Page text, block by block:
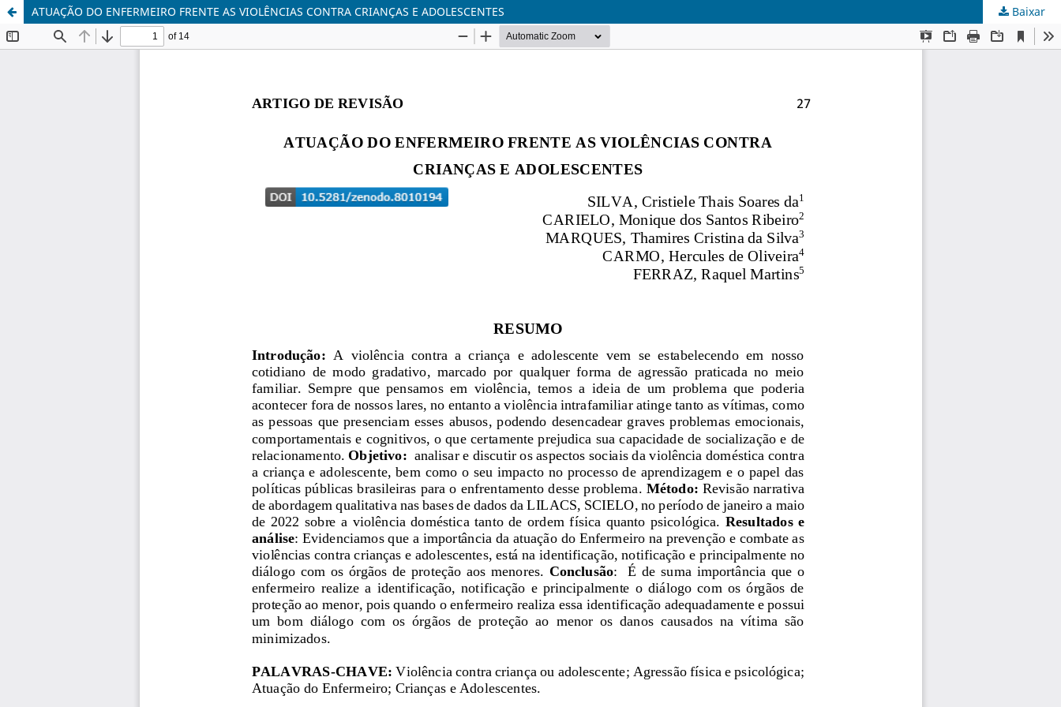
ATUAÇÃO DO ENFERMEIRO FRENTE AS VIOLÊNCIAS CONTRA CRIANÇAS E ADOLESCENTES Baixar